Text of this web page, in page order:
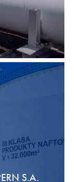
S.A.